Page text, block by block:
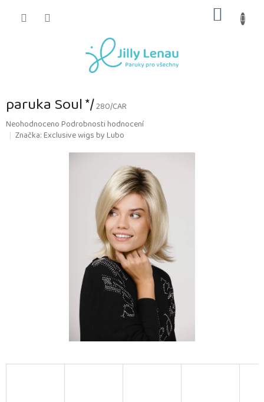
KOŠÍK
paruka Soul */280/CAR
Průměrné
hodnocení
NeohodnocenoPodrobnosti hodnocení
Značka:Exclusive wigs by Lubo